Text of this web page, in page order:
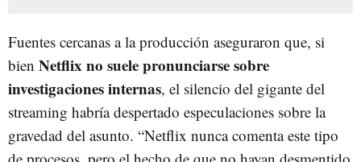
Fuentes cercanas a la producción aseguraron que, si
bien Netflix no suele pronunciarse sobre
investigaciones internas, el silencio del gigante del
streaming habría despertado especulaciones sobre la
gravedad del asunto. “Netflix nunca comenta este tipo